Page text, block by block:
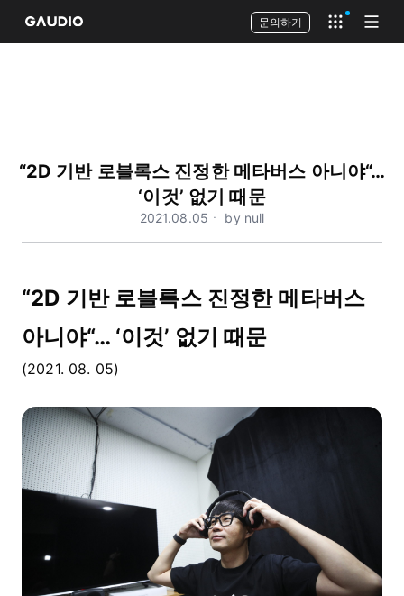
문의하기
Open app
“2D 기반 로블록스 진정한 메타버스 아니야“…
‘이것’ 없기 때문
2021.08.05ㆍ by null
“2D 기반 로블록스 진정한 메타버스
아니야“… ‘이것’ 없기 때문
(2021. 08. 05)